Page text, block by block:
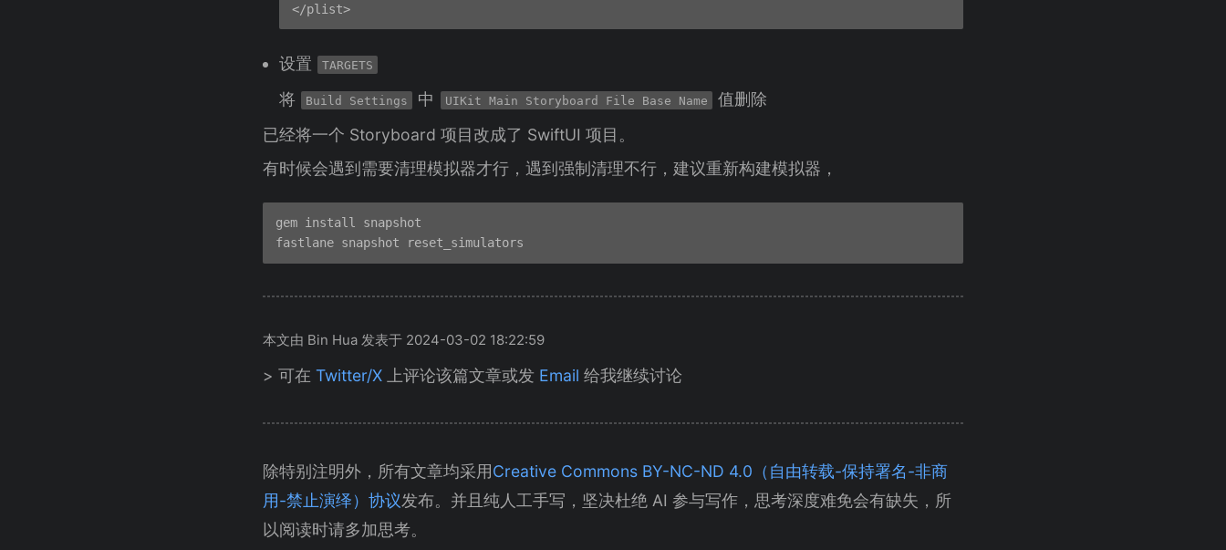
</plist>
设置 TARGETS
将 Build Settings 中 UIKit Main Storyboard File Base Name
值删除
已经将一个 Storyboard 项目改成了 SwiftUI 项目。
有时候会遇到需要清理模拟器才行，遇到强制清理不行，建议重新构建模拟器，
gem install snapshot
本文由 Bin Hua 发表于 2024-03-02 18:22:59
> 可在 Twitter/X 上评论该篇文章或发 Email 给我继续讨论
除特别注明外，所有文章均采用Creative Commons BY-NC-ND 4.0（自由转载-保持署名-非商
用-禁止演绎）协议发布。并且纯人工手写，坚决杜绝 AI 参与写作，思考深度难免会有缺失，所
以阅读时请多加思考。